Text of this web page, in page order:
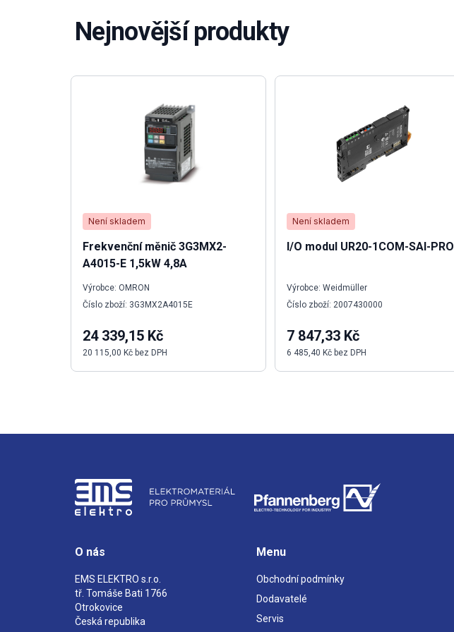
Nejnovější produkty
Není skladem
Frekvenční měnič 3G3MX2-
A4015-E 1,5kW 4,8A
Výrobce: OMRON
Číslo zboží: 3G3MX2A4015E
24 339,15 Kč
20 115,00 Kč bez DPH
Není skladem
I/O modul UR20-1COM-SAI-PRO
Výrobce: Weidmüller
Číslo zboží: 2007430000
7 847,33 Kč
6 485,40 Kč bez DPH
O nás
EMS ELEKTRO s.r.o.
tř. Tomáše Bati 1766
Otrokovice
Česká republika
Menu
Obchodní podmínky
Dodavatelé
Servis